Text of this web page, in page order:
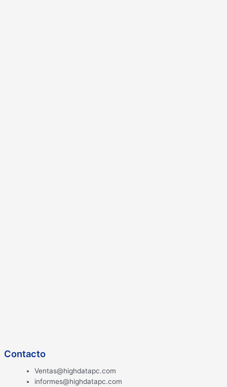
Contacto
Ventas@highdatapc.com
informes@highdatapc.com